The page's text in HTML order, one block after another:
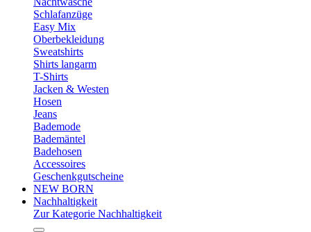
Schlafanzüge
Easy Mix
Oberbekleidung
Sweatshirts
Shirts langarm
T-Shirts
Jacken & Westen
Hosen
Jeans
Bademode
Bademäntel
Badehosen
Accessoires
Geschenkgutscheine
NEW BORN
Nachhaltigkeit
Zur Kategorie Nachhaltigkeit